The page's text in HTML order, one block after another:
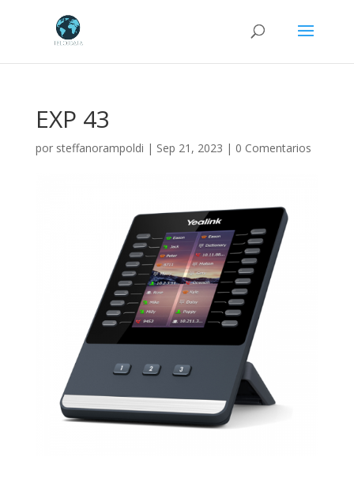
productos
EXP 43
por steffanorampoldi | Sep 21, 2023 | 0 Comentarios